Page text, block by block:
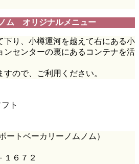
ム オリジナルメニュー
下り、小樽運河を越えて右にある小
ンセンターの裏にあるコンテナを活
ので、ご利用ください。
ト
ートベーカリーノムノム）
１６７２